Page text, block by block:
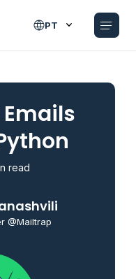
PT
read
@Mailtrap